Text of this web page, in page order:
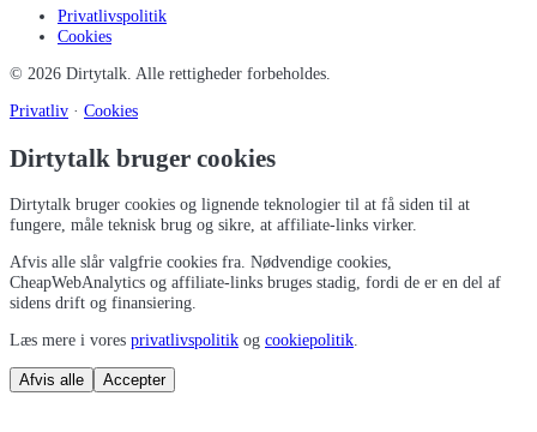
Privatlivspolitik
Cookies
© 2026 Dirtytalk. Alle rettigheder forbeholdes.
Privatliv · Cookies
Dirtytalk bruger cookies
Dirtytalk bruger cookies og lignende teknologier til at få siden til at
fungere, måle teknisk brug og sikre, at affiliate-links virker.
Afvis alle slår valgfrie cookies fra. Nødvendige cookies,
CheapWebAnalytics og affiliate-links bruges stadig, fordi de er en del af
sidens drift og finansiering.
Læs mere i vores privatlivspolitik og cookiepolitik.
Afvis alle Accepter